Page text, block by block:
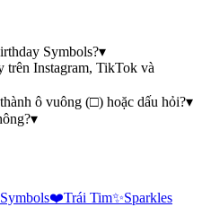
Symbols?▾
trên Instagram, TikTok và
ô vuông (□) hoặc dấu hỏi?▾
▾
❤️Trái Tim✨Sparkles